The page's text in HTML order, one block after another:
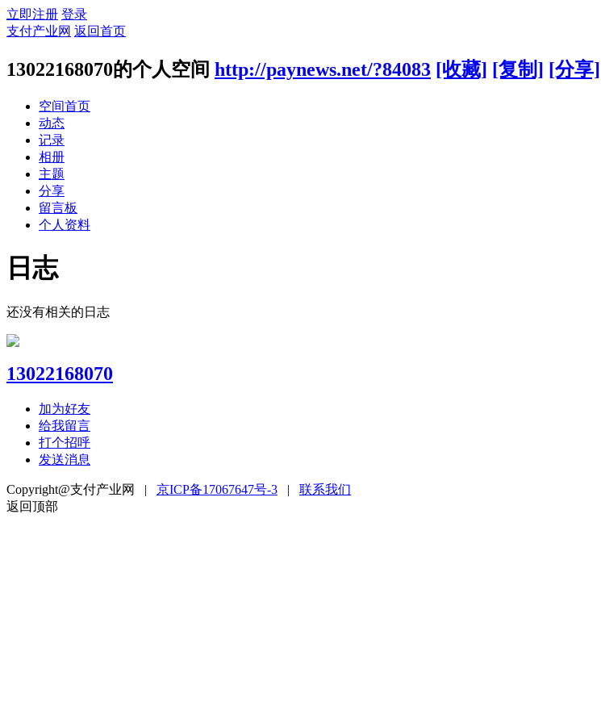
立即注册 登录
支付产业网 返回首页
13022168070的个人空间 http://paynews.net/?84083 [收藏] [复制] [分享]
空间首页
动态
记录
相册
主题
分享
留言板
个人资料
日志
还没有相关的日志
13022168070
加为好友
给我留言
打个招呼
发送消息
Copyright@支付产业网 | 京ICP备17067647号-3 | 联系我们
返回顶部